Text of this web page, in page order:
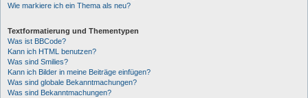
Wie markiere ich ein Thema als neu?
Textformatierung und Thementypen
Was ist BBCode?
Kann ich HTML benutzen?
Was sind Smilies?
Kann ich Bilder in meine Beiträge einfügen?
Was sind globale Bekanntmachungen?
Was sind Bekanntmachungen?